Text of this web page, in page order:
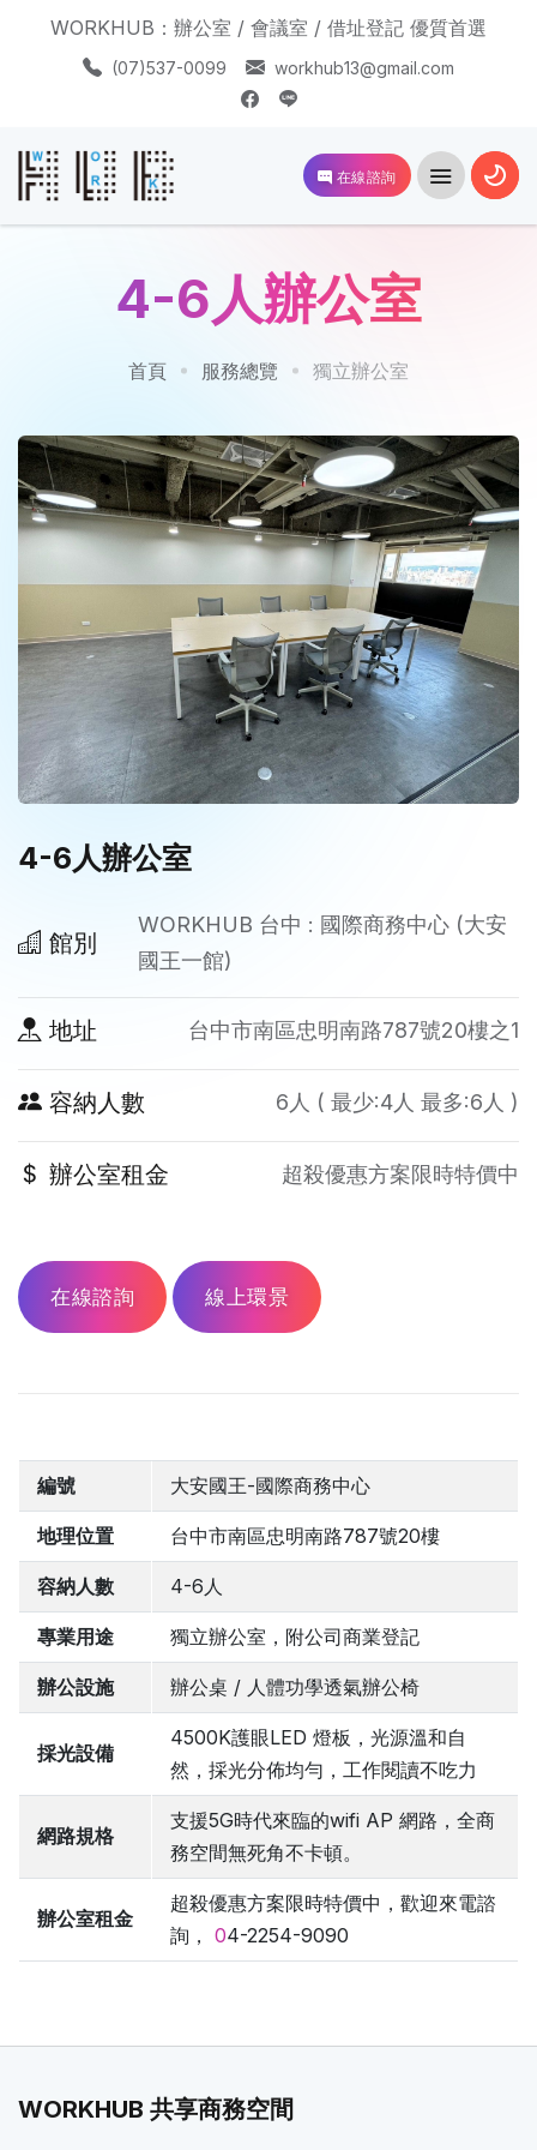
WORKHUB：辦公室 / 會議室 / 借址登記 優質首選
(07)537-0099 workhub13@gmail.com
在線諮詢
4-6人辦公室
首頁 服務總覽 獨立辦公室
4-6人辦公室
館別
WORKHUB 台中 : 國際商務中心 (大安
國王一館)
地址 台中市南區忠明南路787號20樓之1
容納人數 6人 ( 最少:4人 最多:6人 )
辦公室租金 超殺優惠方案限時特價中
在線諮詢 線上環景
編號 大安國王-國際商務中心
地理位置 台中市南區忠明南路787號20樓
容納人數 4-6人
專業用途 獨立辦公室，附公司商業登記
辦公設施 辦公桌 / 人體功學透氣辦公椅
採光設備
4500K護眼LED 燈板，光源溫和自
然，採光分佈均勻，工作閱讀不吃力
網路規格
支援5G時代來臨的wifi AP 網路，全商
務空間無死角不卡頓。
辦公室租金
超殺優惠方案限時特價中，歡迎來電諮
詢， 04-2254-9090
WORKHUB 共享商務空間